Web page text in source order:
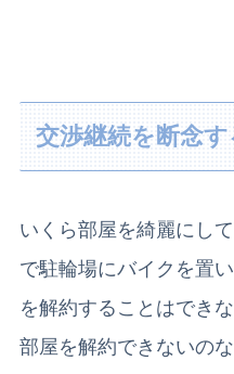
交渉継続を断念す
いくら部屋を綺麗にし
で駐輪場にバイクを置
を解約することはできな
部屋を解約できないの